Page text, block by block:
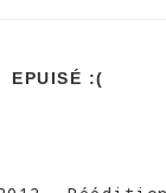
EPUISÉ :(